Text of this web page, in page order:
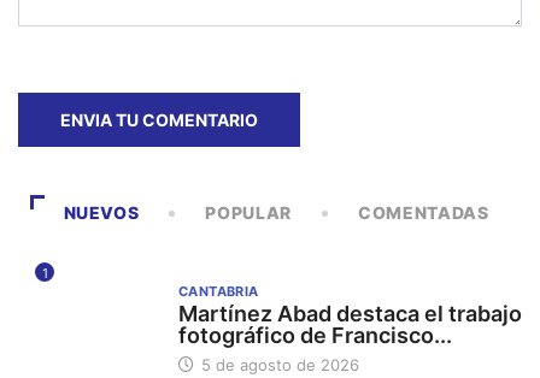
NUEVOS POPULAR COMENTADAS
1
CANTABRIA
Martínez Abad destaca el trabajo
fotográfico de Francisco...
5 de agosto de 2026